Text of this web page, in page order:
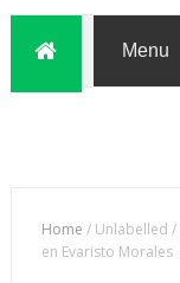
Home /Unlabelled /
en Evaristo Morales